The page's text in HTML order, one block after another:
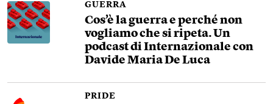
GUERRA
Cos’è la guerra e perché non
vogliamo che si ripeta. Un
podcast di Internazionale con
Davide Maria De Luca
PRIDE